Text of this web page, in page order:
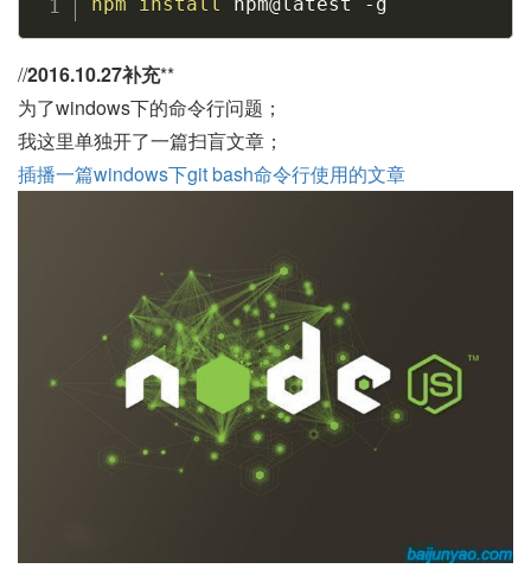
//2016.10.27补充**
为了windows下的命令行问题；
我这里单独开了一篇扫盲文章；
插播一篇windows下git bash命令行使用的文章